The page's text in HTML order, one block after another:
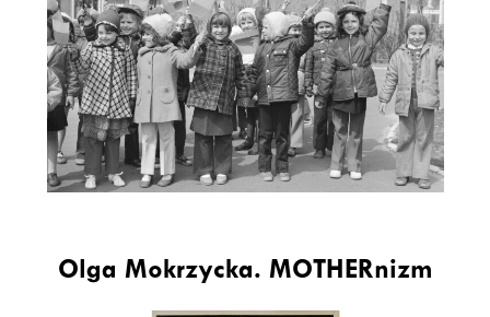
Olga Mokrzycka. MOTHERnizm